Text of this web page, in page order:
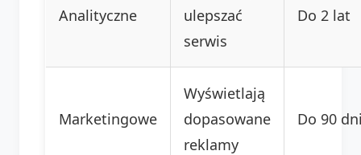
Analityczne
ulepszać
serwis
Do 2 lat
Marketingowe
Wyświetlają
dopasowane
reklamy
Do 90